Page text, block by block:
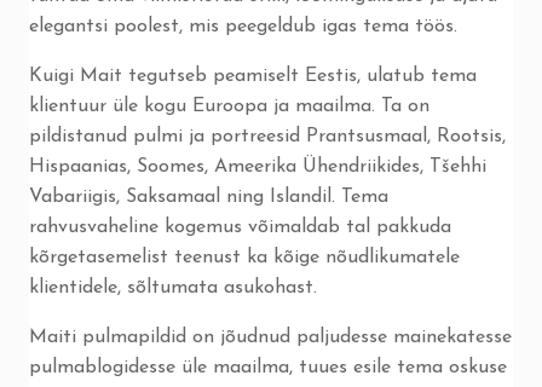
elegantsi poolest, mis peegeldub igas tema töös.
Kuigi Mait tegutseb peamiselt Eestis, ulatub tema
klientuur üle kogu Euroopa ja maailma. Ta on
pildistanud pulmi ja portreesid Prantsusmaal, Rootsis,
Hispaanias, Soomes, Ameerika Ühendriikides, Tšehhi
Vabariigis, Saksamaal ning Islandil. Tema
rahvusvaheline kogemus võimaldab tal pakkuda
kõrgetasemelist teenust ka kõige nõudlikumatele
klientidele, sõltumata asukohast.
Maiti pulmapildid on jõudnud paljudesse mainekatesse
pulmablogidesse üle maailma, tuues esile tema oskuse